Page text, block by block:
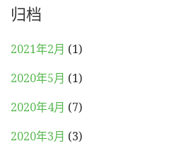
归档
2021年2月 (1)
2020年5月 (1)
2020年4月 (7)
2020年3月 (3)